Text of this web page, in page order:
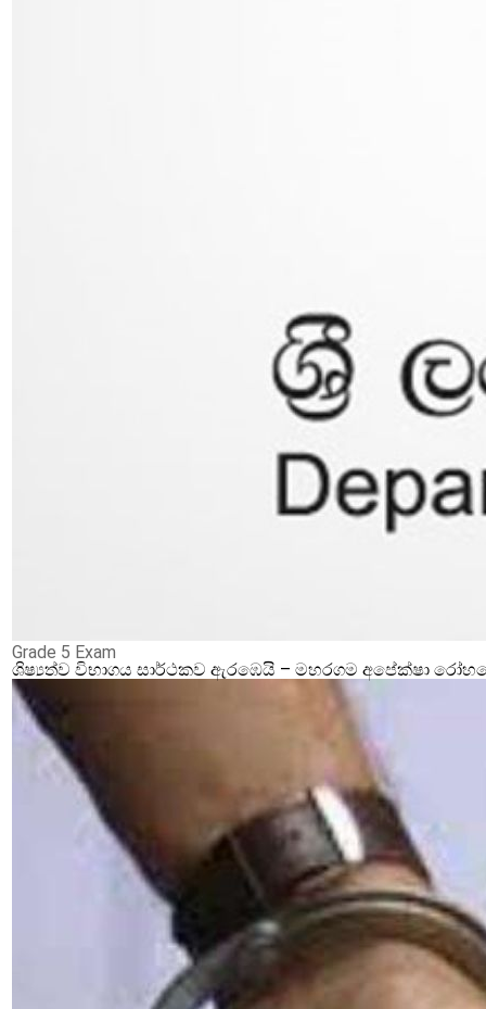
Grade 5 Exam
ශිෂ්‍යත්ව විභාගය සාර්ථකව ඇරඹෙයි – මහරගම අපේක්ෂා